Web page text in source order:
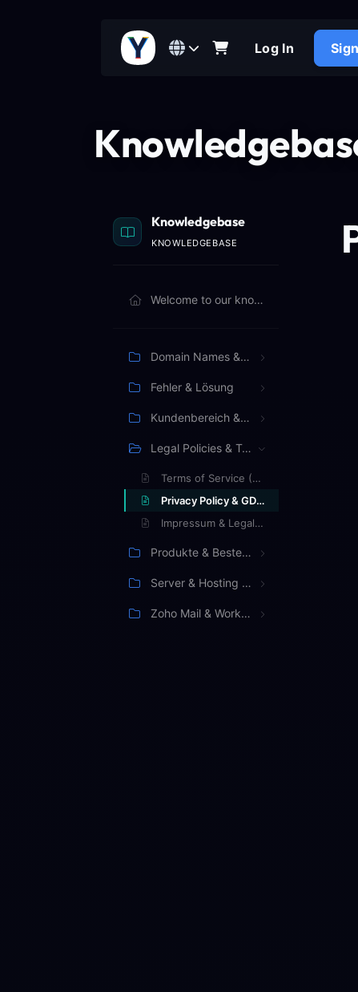
Log In
Knowledgebase
KNOWLEDGEBASE
Welcome to our knowledgebase. Browse articles below to learn more.
Domain Names & Billing
Fehler & Lösung
Kundenbereich & Verwaltung
Legal Policies & Terms
Terms of Service (TOS) & Acceptable Use
Privacy Policy & GDPR Compliance
Impressum & Legal Notice
Produkte & Bestellung
Server & Hosting Management
Zoho Mail & Workspace